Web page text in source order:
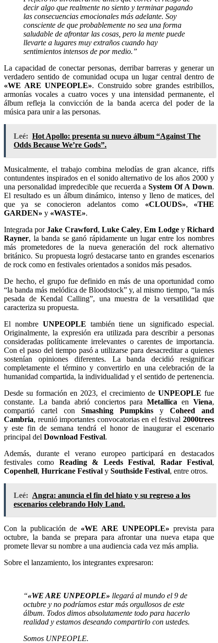
decir algo que realmente no siento y terminar pagando
las consecuencias emocionales más adelante. Soy
consciente de que probablemente no sea una forma
saludable de afrontar las cosas, pero la mente puede
llevarte a lugares muy extraños cuando hay
sentimientos intensos de por medio.”
La capacidad de conectar personas, derribar barreras y generar un
verdadero sentido de comunidad ocupa un lugar central dentro de
«WE ARE UNPEOPLE». Construido sobre grandes estribillos,
armonías vocales a cuatro voces y una intensidad permanente, el
álbum refleja la convicción de la banda acerca del poder de la
música para unir a las personas.
Leé: Hot Apollo: presenta su nuevo álbum “Against The
Odds Because We’re Gods”.
Musicalmente, el trabajo combina melodías de gran alcance, riffs
contundentes inspirados en el sonido alternativo de los años 2000 y
una personalidad impredecible que recuerda aSystem Of A Down.
El resultado es un álbum dinámico, intenso y lleno de matices, del
que ya se conocieron adelantos como «CLOUDS», «THE
GARDEN» y «WASTE».
Integrada porJake Crawford, Luke Caley,Em LodgeyRichard
Rayner, la banda se ganó rápidamente un lugar entre los nombres
más prometedores de la nueva generación del rock alternativo
británico. Su propuesta logró destacarse tanto en grandes escenarios
de rock como en festivales orientados a sonidos más pesados.
De hecho, el grupo fue definido en más de una oportunidad como
“la banda más melódica de Bloodstock” y, al mismo tiempo, “la más
pesada de Kendal Calling”, una muestra de la versatilidad que
caracteriza su propuesta.
El nombre UNPEOPLE también tiene un significado especial.
Originalmente, la expresión era utilizada para describir a personas
consideradas políticamente irrelevantes o carentes de importancia.
Con el paso del tiempo pasó a utilizarse para desacreditar a quienes
sostenían opiniones diferentes. La banda decidió resignificar
completamente el término y convertirlo en una celebración de la
humanidad compartida, la individualidad y el sentido de pertenencia.
Desde su formación en 2023, el crecimiento de UNPEOPLE fue
constante. La banda abrió conciertos paraMetallica en Viena,
compartió cartel con Smashing Pumpkins y Coheed and
Cambria, reunió importantes convocatorias en el festival 2000trees
y este fin de semana tendrá el honor de inaugurar el escenario
principal del Download Festival.
Además, durante el verano europeo participará en destacados
festivales como Reading & Leeds Festival, Radar Festival,
Copenhell, Hurricane Festival y Southside Festival, entre otros.
Leé: Angra: anuncia el fin del hiato y su regreso a los
escenarios celebrando Holy Land.
Con la publicación de «WE ARE UNPEOPLE» prevista para
octubre, la banda se prepara para afrontar una nueva etapa que
promete llevar su nombre a una audiencia cada vez más amplia.
Sobre el lanzamiento, los integrantes expresaron:
“«WE ARE UNPEOPLE» llegará al mundo el 9 de
octubre y no podríamos estar más orgullosos de este
álbum. Todos dimos absolutamente todo para hacerlo
realidad y estamos deseando compartirlo con ustedes.
Somos UNPEOPLE.